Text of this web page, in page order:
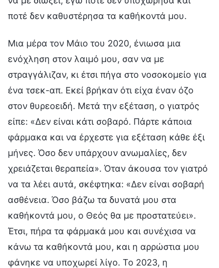
ποτέ δεν καθυστέρησα τα καθήκοντά μου.
Μια μέρα τον Μάιο του 2020, ένιωσα μια
ενόχληση στον λαιμό μου, σαν να με
στραγγάλιζαν, κι έτσι πήγα στο νοσοκομείο για
ένα τσεκ-απ. Εκεί βρήκαν ότι είχα έναν όζο
στον θυρεοειδή. Μετά την εξέταση, ο γιατρός
είπε: «Δεν είναι κάτι σοβαρό. Πάρτε κάποια
φάρμακα και να έρχεστε για εξέταση κάθε έξι
μήνες. Όσο δεν υπάρχουν ανωμαλίες, δεν
χρειάζεται θεραπεία». Όταν άκουσα τον γιατρό
να τα λέει αυτά, σκέφτηκα: «Δεν είναι σοβαρή
ασθένεια. Όσο βάζω τα δυνατά μου στα
καθήκοντά μου, ο Θεός θα με προστατεύει».
Έτσι, πήρα τα φάρμακά μου και συνέχισα να
κάνω τα καθήκοντά μου, και η αρρώστια μου
φάνηκε να υποχωρεί λίγο. Το 2023, η